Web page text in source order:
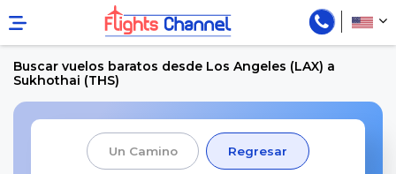
Buscar vuelos baratos desde Los Angeles (LAX) a
Sukhothai (THS)
Un Camino Regresar